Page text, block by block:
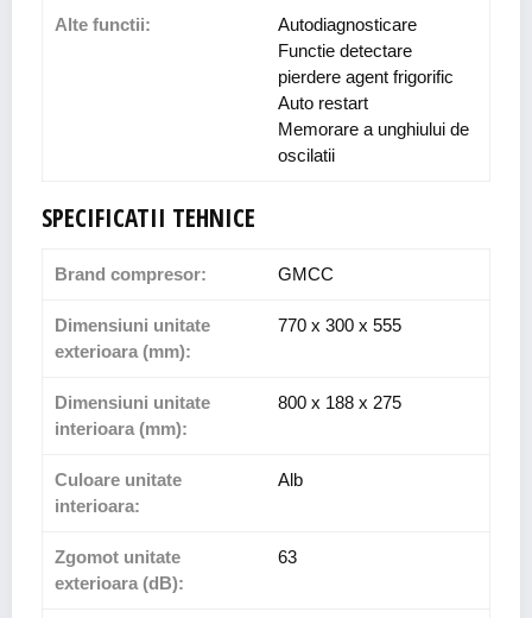
Alte functii:
Autodiagnosticare
Functie detectare
pierdere agent frigorific
Auto restart
Memorare a unghiului de
oscilatii
SPECIFICATII TEHNICE
Brand compresor: GMCC
Dimensiuni unitate
exterioara (mm):
770 x 300 x 555
Dimensiuni unitate
interioara (mm):
800 x 188 x 275
Culoare unitate
interioara:
Alb
Zgomot unitate
exterioara (dB):
63